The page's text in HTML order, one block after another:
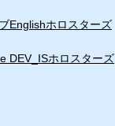
Englishホロスターズ
DEV_ISホロスターズ